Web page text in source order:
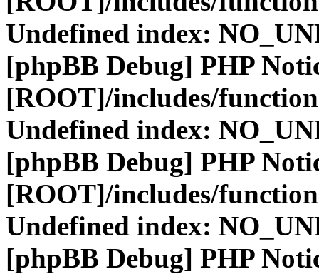
Undefined index:
[phpBB Debug] PHP
[ROOT]/includes/
Undefined index:
[phpBB Debug] PHP
[ROOT]/includes/
Undefined index:
[phpBB Debug] PHP